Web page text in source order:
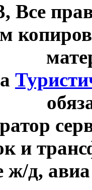
Все
и
ж/д,